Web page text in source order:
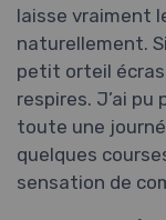
laisse vraiment
naturellement.
petit orteil
respires. J’ai pu
toute une
quelques
sensation de